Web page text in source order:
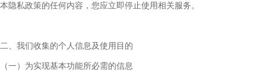
本隐私政策的任何内容，您应立即停止使用相关服务。
二、我们收集的个人信息及使用目的
（一）为实现基本功能所必需的信息